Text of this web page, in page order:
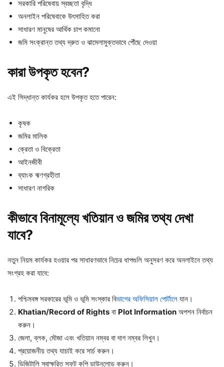
সরকারি পরিষেবায় স্বচ্ছতা বৃদ্ধি
অনলাইন পরিষেবাকে উৎসাহিত করা
সাধারণ মানুষের আর্থিক চাপ কমানো
জমি সংক্রান্ত তথ্য দ্রুত ও ঝামেলামুক্তভাবে পৌঁছে দেওয়া
কারা উপকৃত হবেন?
এই সিদ্ধান্ত কার্যকর হলে উপকৃত হতে পারেন:
কৃষক
জমির মালিক
ক্রেতা ও বিক্রেতা
আইনজীবী
ব্যাংক ঋণগ্রহীতা
সাধারণ নাগরিক
কীভাবে বিনামূল্যে খতিয়ান ও জমির তথ্য দেখা
যাবে?
নতুন নিয়ম কার্যকর হওয়ার পর সাধারণভাবে নিচের ধাপগুলি অনুসরণ করে অনলাইনে তথ্য
সংগ্রহ করা যাবে:
পশ্চিমবঙ্গ সরকারের ভূমি ও ভূমি সংস্কার বিভাগের অফিসিয়াল পোর্টালে যান।
Khatian/Record of Rights বা Plot Information অপশন নির্বাচন
করুন।
জেলা, ব্লক, মৌজা এবং খতিয়ান নম্বর বা দাগ নম্বর লিখুন।
প্রয়োজনীয় তথ্য যাচাই করে সার্চ করুন।
ডিজিটালি স্বাক্ষরিত সফট কপি ডাউনলোড করুন।